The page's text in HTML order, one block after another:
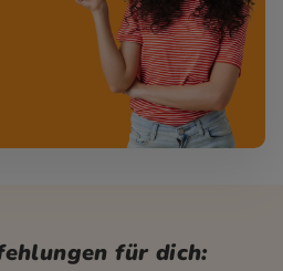
für dich: